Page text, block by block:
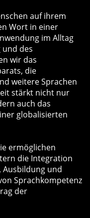
auf ihrem
Wort in einer
im Alltag
und des
wir das
die
weitere Sprachen
stärkt nicht nur
auch das
globalisierten
ermöglichen
die Integration
Ausbildung und
Sprachkompetenz
der